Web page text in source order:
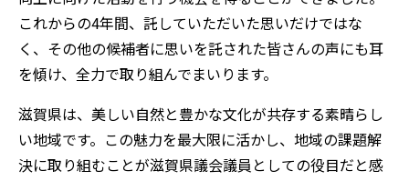
これからの4年間、託していただいた思いだけではな
く、その他の候補者に思いを託された皆さんの声にも耳
を傾け、全力で取り組んでまいります。
滋賀県は、美しい自然と豊かな文化が共存する素晴らし
い地域です。この魅力を最大限に活かし、地域の課題解
決に取り組むことが滋賀県議会議員としての役目だと感